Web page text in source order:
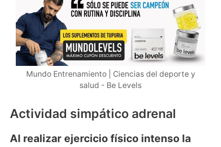
Mundo Entrenamiento | Ciencias del deporte y
salud - Be Levels
Actividad simpático adrenal
Al realizar ejercicio físico intenso la